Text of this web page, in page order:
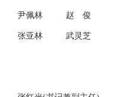
尹佩林 赵 俊
张亚林 武灵芝